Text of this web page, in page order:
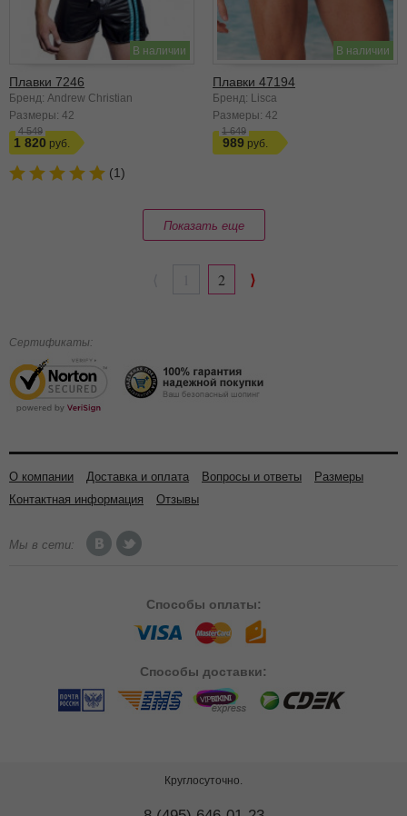
В наличии
Плавки 7246
Бренд: Andrew Christian
Размеры: 42
4 549
1 820
(1)
В наличии
Плавки 47194
Бренд: Lisca
Размеры: 42
1 649
989
Показать еще
2 ⟩
Сертификаты:
О компании Доставка и оплата Вопросы и ответы
Размеры
Контактная информация
Отзывы
Мы в сети:
Способы оплаты:
Способы доставки:
Круглосуточно.